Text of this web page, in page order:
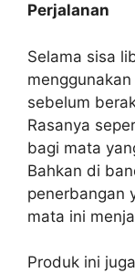
Perjalanan
Selama sisa
menggunakan
sebelum
Rasanya
bagi mata
Bahkan di
penerbangan
mata ini
Produk ini